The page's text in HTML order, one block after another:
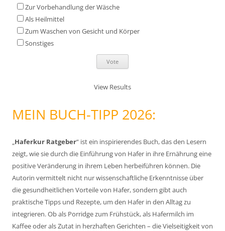
Zur Vorbehandlung der Wäsche
Als Heilmittel
Zum Waschen von Gesicht und Körper
Sonstiges
View Results
MEIN BUCH-TIPP 2026:
Haferkur Ratgeber“ ist ein inspirierendes Buch, das den Lesern
zeigt, wie sie durch die Einführung von Hafer in ihre Ernährung eine
positive Veränderung in ihrem Leben herbeiführen können. Die
Autorin vermittelt nicht nur wissenschaftliche Erkenntnisse über
die gesundheitlichen Vorteile von Hafer, sondern gibt auch
praktische Tipps und Rezepte, um den Hafer in den Alltag zu
integrieren. Ob als Porridge zum Frühstück, als Hafermilch im
Kaffee oder als Zutat in herzhaften Gerichten – die Vielseitigkeit von